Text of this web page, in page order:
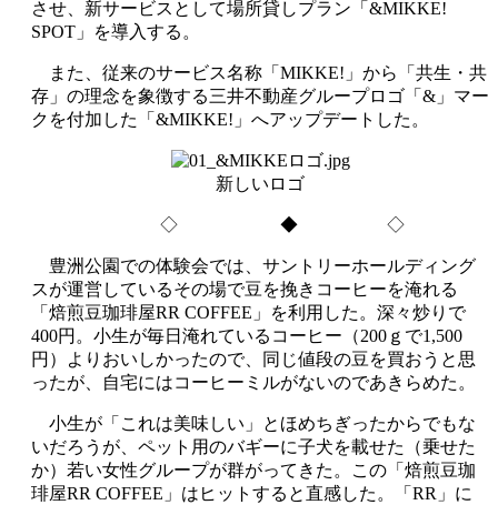
させ、新サービスとして場所貸しプラン「&MIKKE!
SPOT」を導入する。
また、従来のサービス名称「MIKKE!」から「共生・共
存」の理念を象徴する三井不動産グループロゴ「&」マー
クを付加した「&MIKKE!」へアップデートした。
新しいロゴ
◇ ◆ ◇
豊洲公園での体験会では、サントリーホールディング
スが運営しているその場で豆を挽きコーヒーを淹れる
「焙煎豆珈琲屋RR COFFEE」を利用した。深々炒りで
400円。小生が毎日淹れているコーヒー（200ｇで1,500
円）よりおいしかったので、同じ値段の豆を買おうと思
ったが、自宅にはコーヒーミルがないのであきらめた。
小生が「これは美味しい」とほめちぎったからでもな
いだろうが、ペット用のバギーに子犬を載せた（乗せた
か）若い女性グループが群がってきた。この「焙煎豆珈
琲屋RR COFFEE」はヒットすると直感した。「RR」に